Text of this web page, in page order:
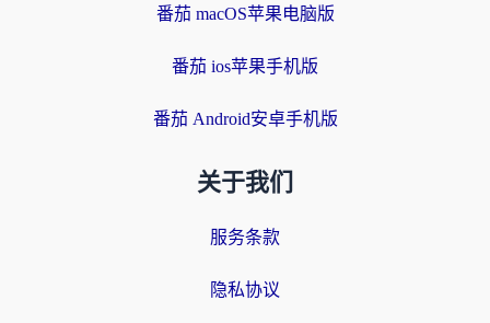
番茄 macOS苹果电脑版
番茄 ios苹果手机版
番茄 Android安卓手机版
关于我们
服务条款
隐私协议